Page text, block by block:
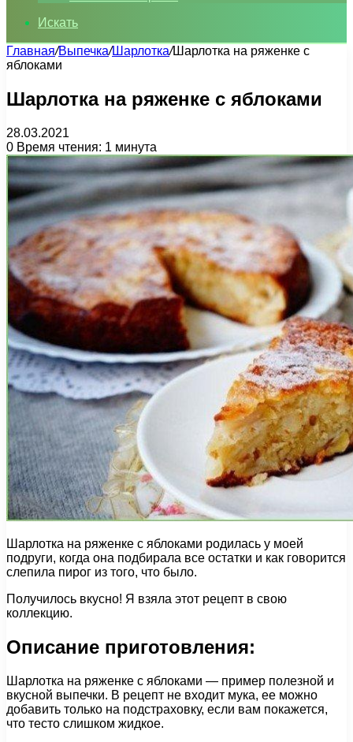
Искать
Главная/Выпечка/Шарлотка/Шарлотка на ряженке с
яблоками
Шарлотка на ряженке с яблоками
28.03.2021
0 Время чтения: 1 минута
Шарлотка на ряженке с яблоками родилась у моей
подруги, когда она подбирала все остатки и как говорится
слепила пирог из того, что было.
Получилось вкусно! Я взяла этот рецепт в свою
коллекцию.
Описание приготовления:
Шарлотка на ряженке с яблоками — пример полезной и
вкусной выпечки. В рецепт не входит мука, ее можно
добавить только на подстраховку, если вам покажется,
что тесто слишком жидкое.